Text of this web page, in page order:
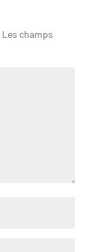
Les champs